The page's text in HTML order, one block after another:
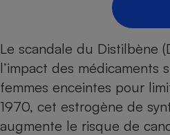
Le scandale du Distilbène
l’impact des
femmes enceintes pour
1970, cet estrogène de
augmente le risque de